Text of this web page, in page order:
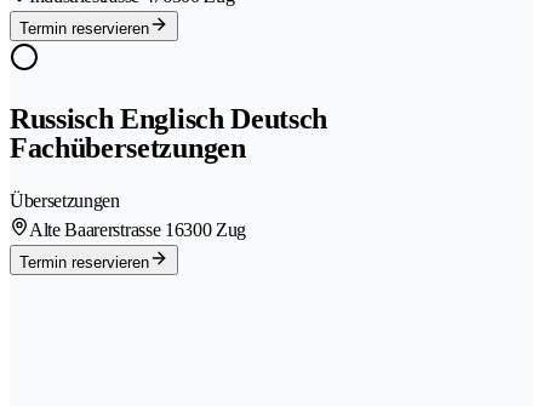
Termin reservieren
Russisch Englisch Deutsch
Fachübersetzungen
Übersetzungen
Alte Baarerstrasse 16300 Zug
Termin reservieren